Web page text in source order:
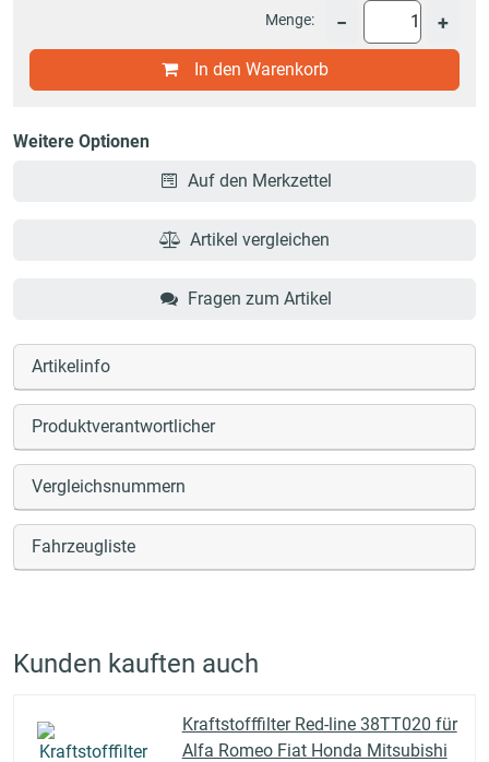
Menge: − +
In den Warenkorb
Weitere Optionen
Auf den Merkzettel
Artikel vergleichen
Fragen zum Artikel
Artikelinfo
Produktverantwortlicher
Vergleichsnummern
Fahrzeugliste
Kunden kauften auch
Kraftstofffilter Red-line 38TT020 für
Alfa Romeo Fiat Honda Mitsubishi